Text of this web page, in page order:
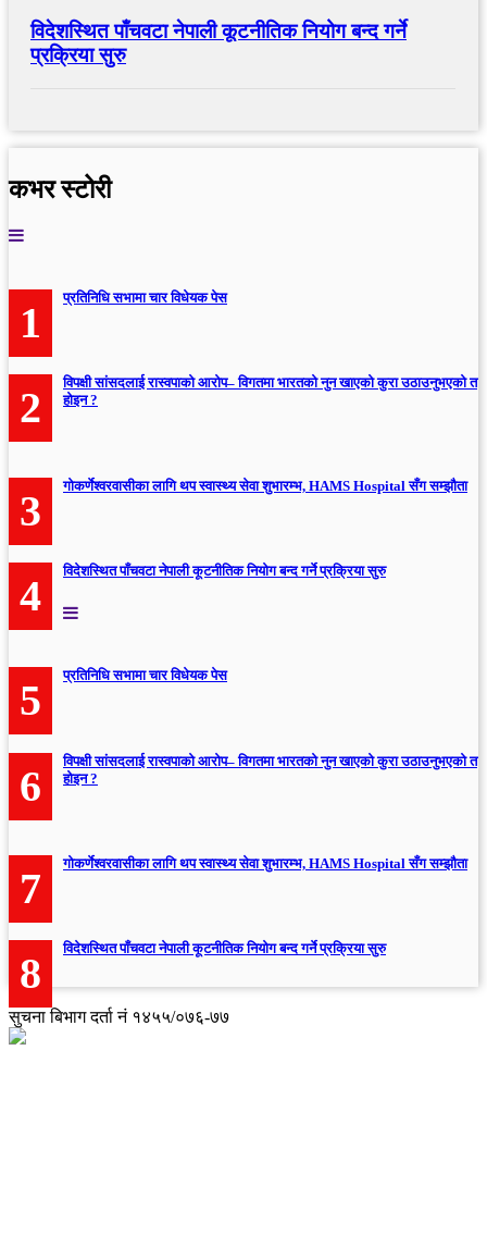
विदेशस्थित पाँचवटा नेपाली कूटनीतिक नियोग बन्द गर्ने
प्रक्रिया सुरु
कभर स्टोरी
1
प्रतिनिधि सभामा चार विधेयक पेस
2
विपक्षी सांसदलाई रास्वपाको आरोप– विगतमा भारतको नुन खाएको कुरा उठाउनुभएको त
होइन ?
3
गोकर्णेश्वरवासीका लागि थप स्वास्थ्य सेवा शुभारम्भ, HAMS Hospital सँग सम्झौता
4
विदेशस्थित पाँचवटा नेपाली कूटनीतिक नियोग बन्द गर्ने प्रक्रिया सुरु
5
प्रतिनिधि सभामा चार विधेयक पेस
6
विपक्षी सांसदलाई रास्वपाको आरोप– विगतमा भारतको नुन खाएको कुरा उठाउनुभएको त
होइन ?
7
गोकर्णेश्वरवासीका लागि थप स्वास्थ्य सेवा शुभारम्भ, HAMS Hospital सँग सम्झौता
8
विदेशस्थित पाँचवटा नेपाली कूटनीतिक नियोग बन्द गर्ने प्रक्रिया सुरु
सुचना बिभाग दर्ता नं १४५५/०७६-७७